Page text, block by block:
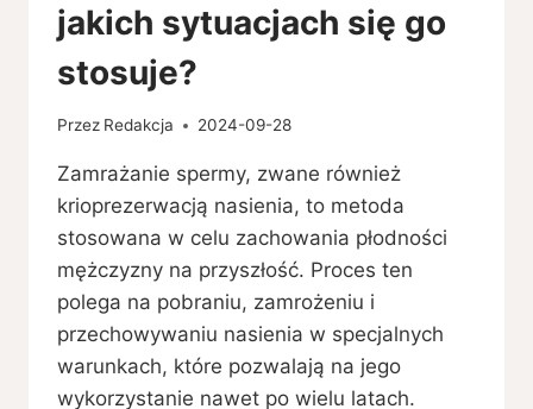
jakich sytuacjach się go
stosuje?
Przez Redakcja 2024-09-28
Zamrażanie spermy, zwane również
krioprezerwacją nasienia, to metoda
stosowana w celu zachowania płodności
mężczyzny na przyszłość. Proces ten
polega na pobraniu, zamrożeniu i
przechowywaniu nasienia w specjalnych
warunkach, które pozwalają na jego
wykorzystanie nawet po wielu latach.